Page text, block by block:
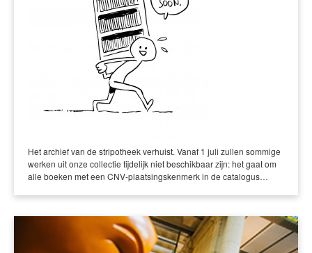
Het archief van de stripotheek verhuist. Vanaf 1 juli zullen sommige
werken uit onze collectie tijdelijk niet beschikbaar zijn: het gaat om
alle boeken met een CNV-plaatsingskenmerk in de catalogus…